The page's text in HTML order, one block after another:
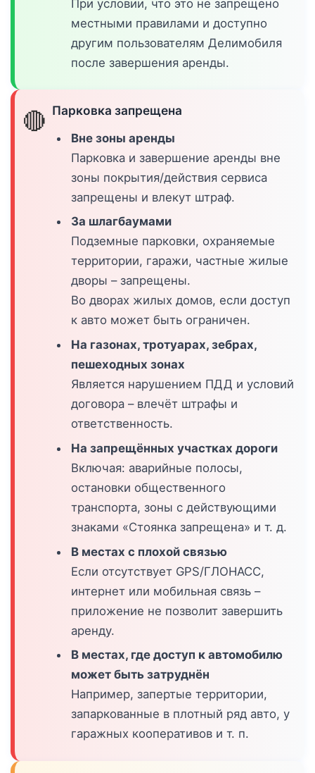
При условии, что это не запрещено
местными правилами и доступно
другим пользователям Делимобиля
после завершения аренды.
🔴 Парковка запрещена
Вне зоны аренды
Парковка и завершение аренды вне
зоны покрытия/действия сервиса
запрещены и влекут штраф.
За шлагбаумами
Подземные парковки, охраняемые
территории, гаражи, частные жилые
дворы – запрещены.
Во дворах жилых домов, если доступ
к авто может быть ограничен.
На газонах, тротуарах, зебрах,
пешеходных зонах
Является нарушением ПДД и условий
договора – влечёт штрафы и
ответственность.
На запрещённых участках дороги
Включая: аварийные полосы,
остановки общественного
транспорта, зоны с действующими
знаками «Стоянка запрещена» и т. д.
В местах с плохой связью
Если отсутствует GPS/ГЛОНАСС,
интернет или мобильная связь –
приложение не позволит завершить
аренду.
В местах, где доступ к автомобилю
может быть затруднён
Например, запертые территории,
запаркованные в плотный ряд авто, у
гаражных кооперативов и т. п.